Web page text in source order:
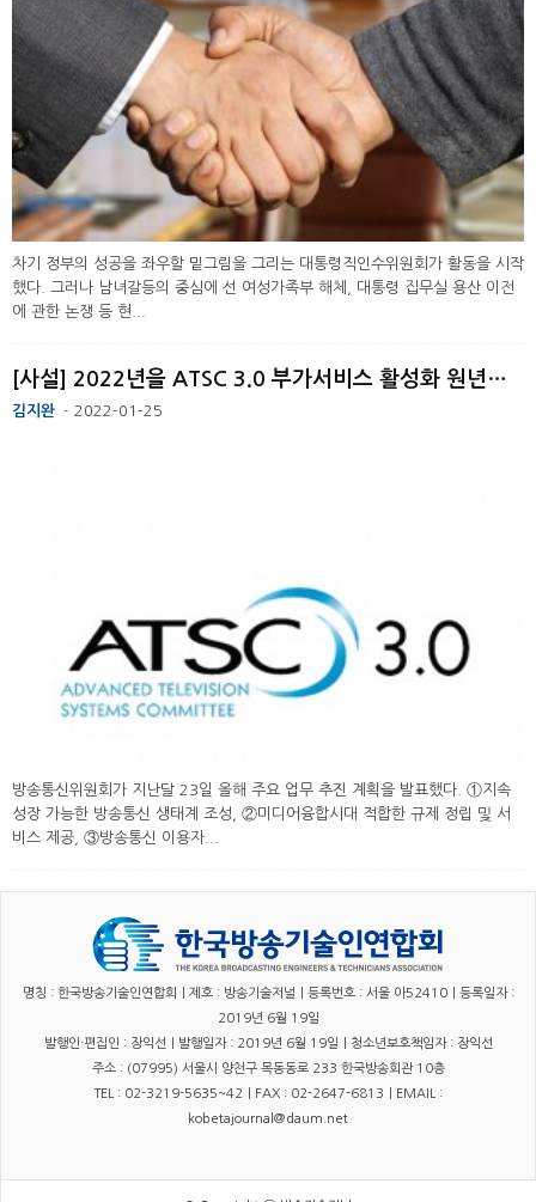
차기 정부의 성공을 좌우할 밑그림을 그리는 대통령직인수위원회가 활동을 시작
했다. 그러나 남녀갈등의 중심에 선 여성가족부 해체, 대통령 집무실 용산 이전
에 관한 논쟁 등 현...
[사설] 2022년을 ATSC 3.0 부가서비스 활성화 원년의 해로
김지완 - 2022-01-25
방송통신위원회가 지난달 23일 올해 주요 업무 추진 계획을 발표했다. ①지속
성장 가능한 방송통신 생태계 조성, ②미디어융합시대 적합한 규제 정립 및 서
비스 제공, ③방송통신 이용자...
명칭 : 한국방송기술인연합회｜제호 : 방송기술저널｜등록번호 : 서울 아52410｜등록일자 :
2019년 6월 19일
발행인·편집인 : 장익선｜발행일자 : 2019년 6월 19일｜청소년보호책임자 : 장익선
주소 : (07995) 서울시 양천구 목동동로 233 한국방송회관 10층
TEL : 02-3219-5635~42｜FAX : 02-2647-6813｜EMAIL :
kobetajournal@daum.net